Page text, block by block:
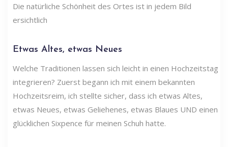
Die natürliche Schönheit des Ortes ist in jedem Bild
ersichtlich
Etwas Altes, etwas Neues
Welche Traditionen lassen sich leicht in einen Hochzeitstag
integrieren? Zuerst begann ich mit einem bekannten
Hochzeitsreim, ich stellte sicher, dass ich etwas Altes,
etwas Neues, etwas Geliehenes, etwas Blaues UND einen
glücklichen Sixpence für meinen Schuh hatte.